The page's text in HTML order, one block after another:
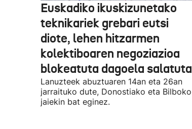
Euskadiko ikuskizunetako
teknikariek grebari eutsi
diote, lehen hitzarmen
kolektiboaren negoziazioa
blokeatuta dagoela salatuta
Lanuzteek abuztuaren 14an eta 26an
jarraituko dute, Donostiako eta Bilboko
jaiekin bat eginez.